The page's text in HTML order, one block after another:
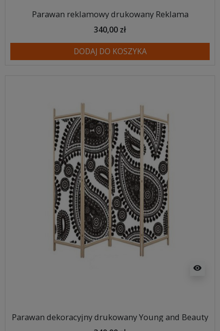
Parawan reklamowy drukowany Reklama
340,00 zł
DODAJ DO KOSZYKA
visibility
Parawan dekoracyjny drukowany Young and Beauty